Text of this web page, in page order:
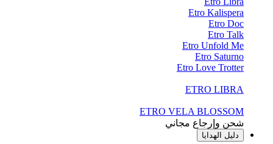
Etro Kalispera
Etro Doc
Etro Talk
Etro Unfold Me
Etro Saturno
Etro Love Trotter
ETRO LIBRA
ETRO VELA BLOSSOM
شحن وإرجاع مجاني
دليل الهدايا